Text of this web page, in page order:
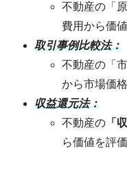
不動産の「
費用から価
取引事例比較法：
不動産の「
から市場価
収益還元法：
不動産の 「
ら価値を評